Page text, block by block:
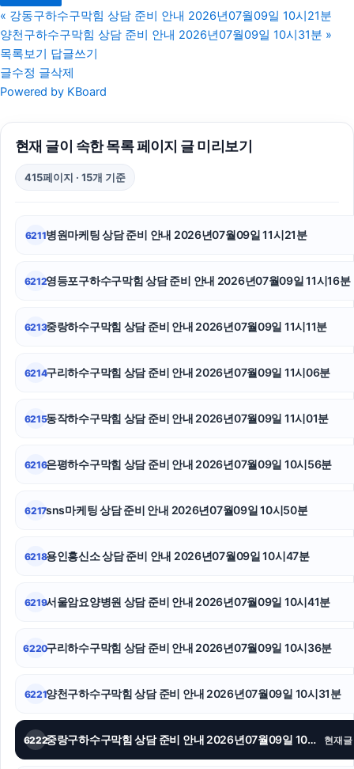
소액결제상품권
서울성범죄전문변호사
인스타그램 좋아요 늘리기
서대문하수구막힘
대환대출
파양보호소
말기암요양병원
인스타 팔로워 구매
용인형사전문변호사
« 강동구하수구막힘 상담 준비 안내 2026년07월09일 10시21분
양천구하수구막힘 상담 준비 안내 2026년07월09일 10시31분 »
목록보기
답글쓰기
글수정 글삭제
Powered by KBoard
현재 글이 속한 목록 페이지 글 미리보기
415페이지 · 15개 기준
6211병원마케팅 상담 준비 안내 2026년07월09일 11시21분
6212영등포구하수구막힘 상담 준비 안내 2026년07월09일 11시16분
6213중랑하수구막힘 상담 준비 안내 2026년07월09일 11시11분
6214구리하수구막힘 상담 준비 안내 2026년07월09일 11시06분
6215동작하수구막힘 상담 준비 안내 2026년07월09일 11시01분
6216은평하수구막힘 상담 준비 안내 2026년07월09일 10시56분
6217sns마케팅 상담 준비 안내 2026년07월09일 10시50분
6218용인흥신소 상담 준비 안내 2026년07월09일 10시47분
6219서울암요양병원 상담 준비 안내 2026년07월09일 10시41분
6220구리하수구막힘 상담 준비 안내 2026년07월09일 10시36분
6221양천구하수구막힘 상담 준비 안내 2026년07월09일 10시31분
6222 중랑구하수구막힘 상담 준비 안내 2026년07월09일 10시26분 현재글